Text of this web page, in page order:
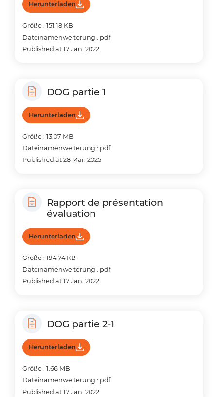
Herunterladen
Größe : 151.18 KB
Dateinamenweiterung : pdf
Published at 17 Jan. 2022
DOG partie 1
Herunterladen
Größe : 13.07 MB
Dateinamenweiterung : pdf
Published at 28 Mär. 2025
Rapport de présentation
évaluation
Herunterladen
Größe : 194.74 KB
Dateinamenweiterung : pdf
Published at 17 Jan. 2022
DOG partie 2-1
Herunterladen
Größe : 1.66 MB
Dateinamenweiterung : pdf
Published at 17 Jan. 2022